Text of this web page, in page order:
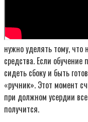
нужно уделять тому, что
средства. Если
сидеть сбоку и быть
«ручник». Этот момент
при должном усердии
получится.